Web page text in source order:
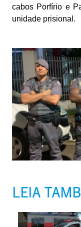
cabos Porfírio e
unidade prisional.
LEIA